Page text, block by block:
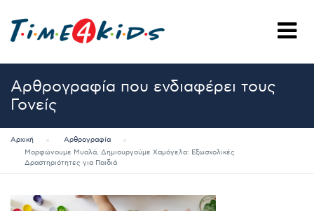
Αρθρογραφία που ενδιαφέρει τους
Γονείς
Αρχική
Αρθρογραφία
Μορφώνουμε Μυαλά, Δημιουργούμε Χαμόγελα: Εξωσχολικές
Δραστηριότητες για Παιδιά